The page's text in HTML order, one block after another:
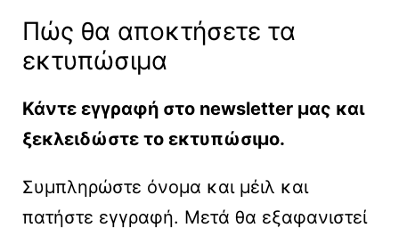
Πώς θα αποκτήσετε τα
εκτυπώσιμα
Κάντε εγγραφή στο newsletter μας και
ξεκλειδώστε το εκτυπώσιμο.
Συμπληρώστε όνομα και μέιλ και
πατήστε εγγραφή. Μετά θα εξαφανιστεί